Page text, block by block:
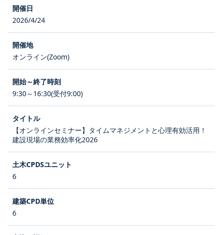
2026/4/24
オンライン(Zoom)
9:30～16:30(受付9:00)
【オンラインセミナー】タイムマネジメントと心理有効活用！
建設現場の業務効率化2026
6
6